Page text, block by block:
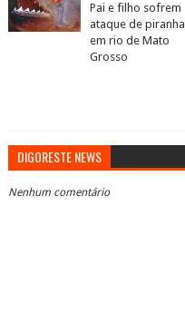
Pai e filho sofrem
ataque de
em rio de Mato
Grosso
DIGORESTE NEWS
Nenhum comentário